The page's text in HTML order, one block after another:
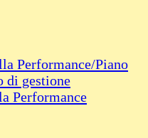
Performance/Piano
di gestione
Performance